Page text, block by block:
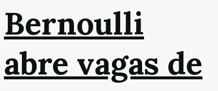
Bernoulli
abre vagas de